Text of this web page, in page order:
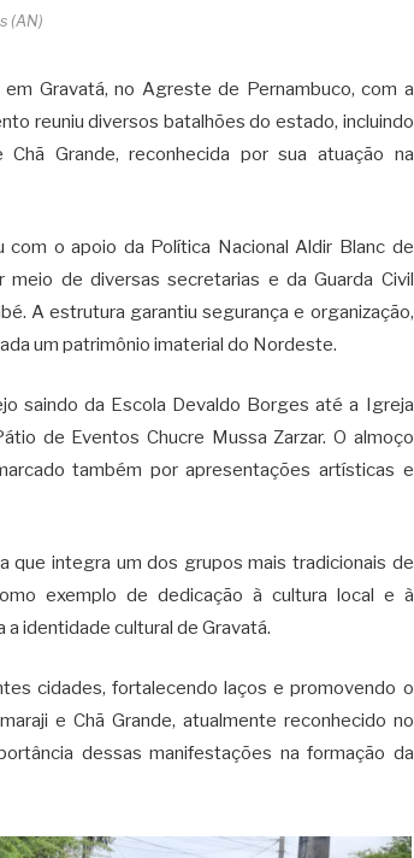
(AN)
Gravatá, no Agreste de Pernambuco, com a
reuniu diversos batalhões do estado, incluindo
Grande, reconhecida por sua atuação na
com o apoio da Política Nacional Aldir Blanc de
de diversas secretarias e da Guarda Civil
A estrutura garantiu segurança e organização,
um patrimônio imaterial do Nordeste.
saindo da Escola Devaldo Borges até a Igreja
de Eventos Chucre Mussa Zarzar. O almoço
também por apresentações artísticas e
que integra um dos grupos mais tradicionais de
exemplo de dedicação à cultura local e à
identidade cultural de Gravatá.
cidades, fortalecendo laços e promovendo o
e Chã Grande, atualmente reconhecido no
dessas manifestações na formação da